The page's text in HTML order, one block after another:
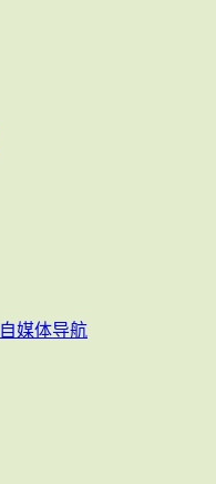
自媒体导航